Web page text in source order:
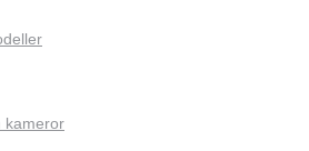
kameror